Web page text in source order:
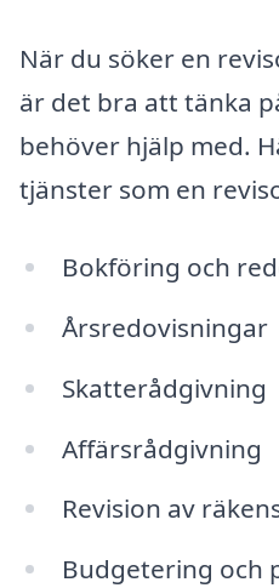
När du söker en
är det bra att tänka
behöver hjälp med.
tjänster som en
Bokföring och
Årsredovisningar
Skatterådgivning
Affärsrådgivning
Revision av
Budgetering och